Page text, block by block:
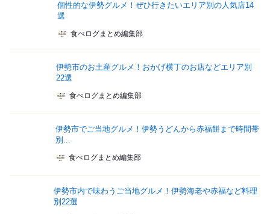
個性的な伊勢グルメ！ぜひ行きたいエリア別の人気店14
選
食べログまとめ編集部
伊勢市のお土産グルメ！おかげ横丁のお店などエリア別
22選
食べログまとめ編集部
伊勢市でご当地グルメ！伊勢うどんから赤福餅まで時間帯
別...
食べログまとめ編集部
伊勢市内で味わうご当地グルメ！伊勢海老や赤福など料理
別22選